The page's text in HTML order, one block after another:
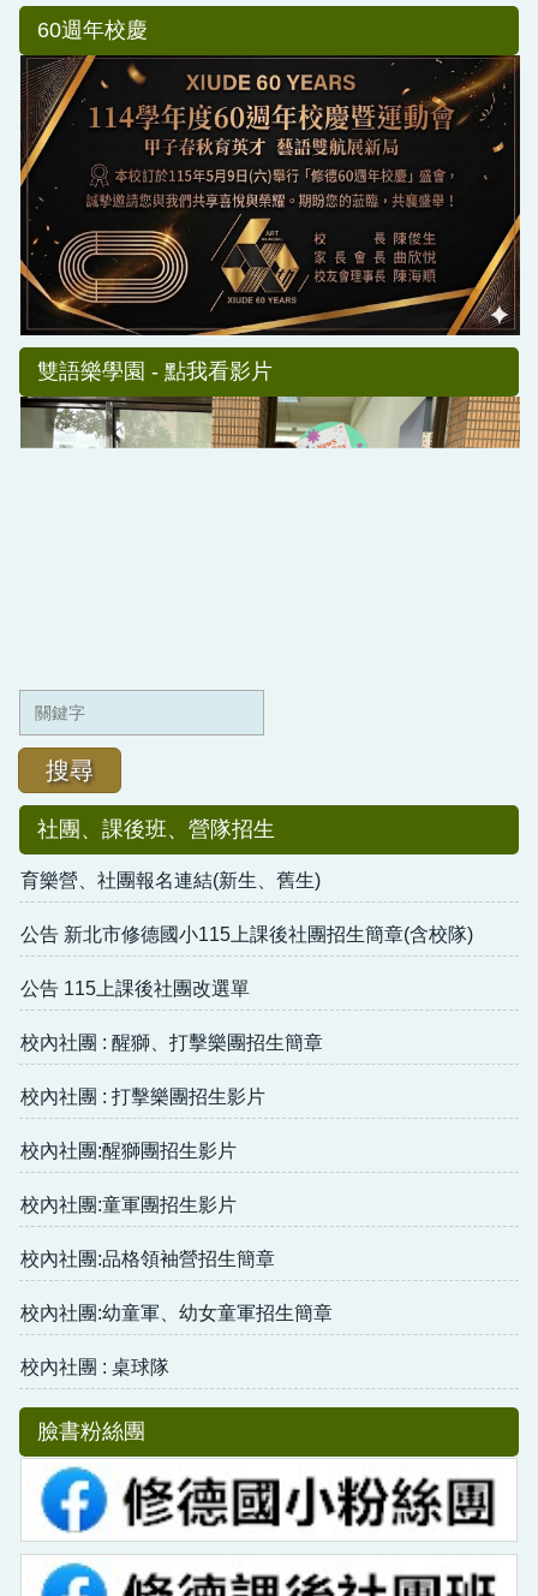
60週年校慶
雙語樂學園 - 點我看影片
搜尋
社團、課後班、營隊招生
育樂營、社團報名連結(新生、舊生)
公告 新北市修德國小115上課後社團招生簡章(含校隊)
公告 115上課後社團改選單
校內社團 : 醒獅、打擊樂團招生簡章
校內社團 : 打擊樂團招生影片
校內社團:醒獅團招生影片
校內社團:童軍團招生影片
校內社團:品格領袖營招生簡章
校內社團:幼童軍、幼女童軍招生簡章
校內社團 : 桌球隊
臉書粉絲團